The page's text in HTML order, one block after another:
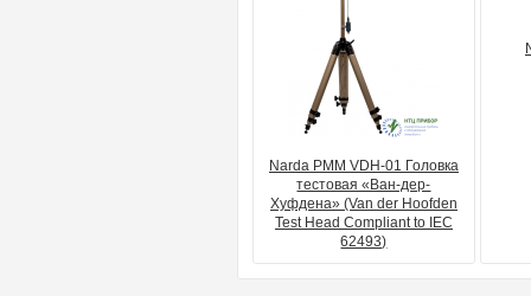
Narda PMM VDH-01 Головка
тестовая «Ван-дер-
Хуфдена» (Van der Hoofden
Test Head Compliant to IEC
62493)